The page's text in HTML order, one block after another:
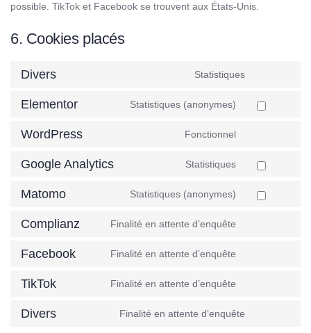
possible. TikTok et Facebook se trouvent aux États-Unis.
6. Cookies placés
Divers Statistiques
Elementor Statistiques (anonymes)
WordPress Fonctionnel
Google Analytics Statistiques
Matomo Statistiques (anonymes)
Complianz Finalité en attente d’enquête
Facebook Finalité en attente d’enquête
TikTok Finalité en attente d’enquête
Divers Finalité en attente d’enquête